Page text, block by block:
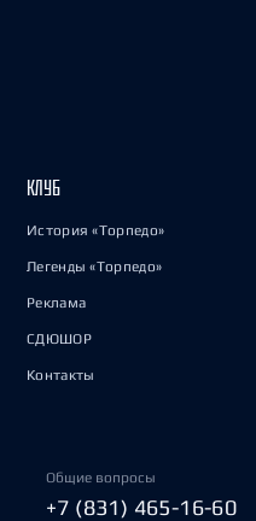
КЛУБ
История «Торпедо»
Легенды «Торпедо»
Реклама
СДЮШОР
Контакты
Общие вопросы
+7 (831) 465-16-60